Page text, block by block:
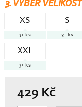
3.VYBER VELIKOST
XS
3+ ks
S
3+ ks
XXL
3+ ks
429 Kč